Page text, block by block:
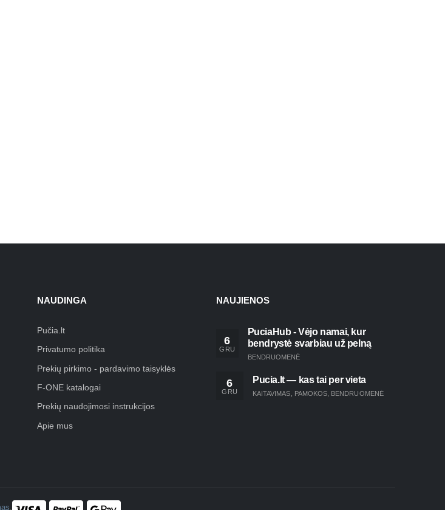
NAUDINGA
Pučia.lt
Privatumo politika
Prekių pirkimo - pardavimo taisyklės
F-ONE katalogai
Prekių naudojimosi instrukcijos
Apie mus
NAUJIENOS
6
GRU
PuciaHub - Vėjo namai, kur
bendrystė svarbiau už pelną
BENDRUOMENĖ
6
GRU
Pucia.lt — kas tai per vieta
KAITAVIMAS PAMOKOS BENDRUOMENĖ
.